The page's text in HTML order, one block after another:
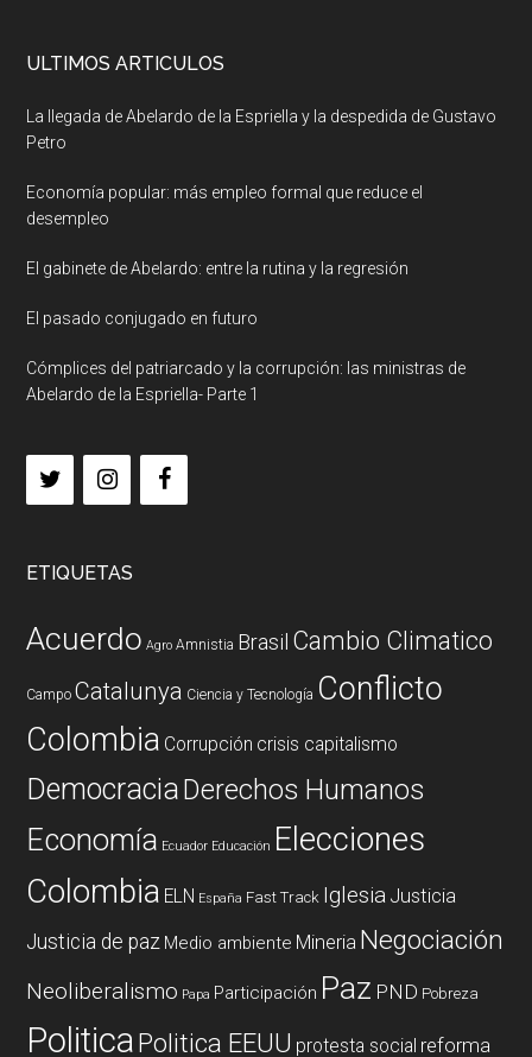
ULTIMOS ARTICULOS
La llegada de Abelardo de la Espriella y la despedida de Gustavo
Petro
Economía popular: más empleo formal que reduce el
desempleo
El gabinete de Abelardo: entre la rutina y la regresión
El pasado conjugado en futuro
Cómplices del patriarcado y la corrupción: las ministras de
Abelardo de la Espriella- Parte 1
ETIQUETAS
Acuerdo Agro Amnistia Brasil Cambio Climatico
Campo Catalunya Ciencia y Tecnología Conflicto
Colombia Corrupción crisis capitalismo
DemocraciaDerechos Humanos
Economía Ecuador Educación Elecciones
Colombia ELN España Fast Track Iglesia Justicia
Justicia de paz Medio ambiente Mineria Negociación
Neoliberalismo Papa Participación Paz PND Pobreza
PoliticaPolitica EEUU protesta social reforma